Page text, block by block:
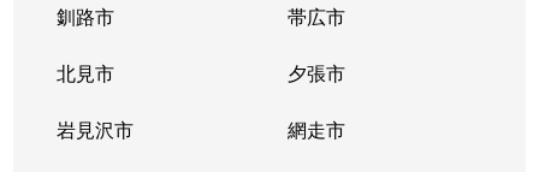
釧路市 帯広市
北見市 夕張市
岩見沢市 網走市